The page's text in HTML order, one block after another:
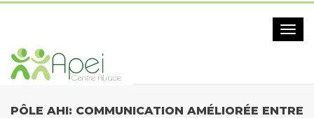
PÔLE AHI: COMMUNICATION AMÉLIORÉE ENTRE